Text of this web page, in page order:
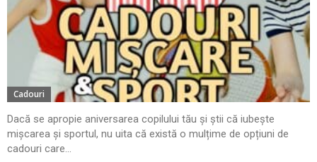
Cadouri
Dacă se apropie aniversarea copilului tău și știi că iubește
mișcarea și sportul, nu uita că există o mulțime de opțiuni de
cadouri care...